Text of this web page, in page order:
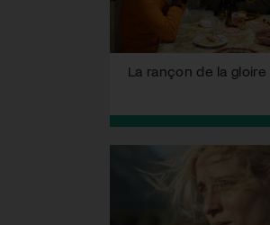
La rançon de la gloire